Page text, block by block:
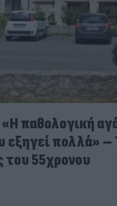
παθολογική
εξηγεί πολλά» –
του 55χρονου